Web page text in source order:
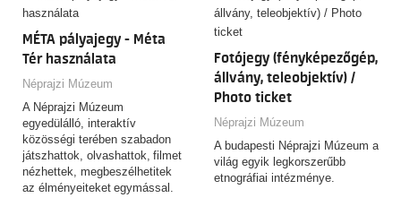
információs pult
Hossza: 60 perc
MÉTA pályajegy - Méta
Tér használata
Néprajzi Múzeum
A Néprajzi Múzeum
egyedülálló, interaktív
közösségi terében szabadon
játszhattok, olvashattok, filmet
nézhettek, megbeszélhetitek
az élményeiteket egymással.
Fotójegy (fényképezőgép,
állvány, teleobjektív) /
Photo ticket
Néprajzi Múzeum
A budapesti Néprajzi Múzeum a
világ egyik legkorszerűbb
etnográfiai intézménye.